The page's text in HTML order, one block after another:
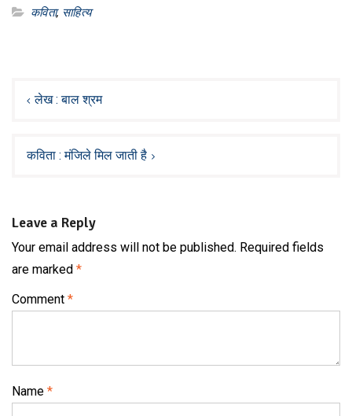
कविता, साहित्य
navigation
लेख : बाल श्रम
कविता : मंजिले मिल जाती है
Leave a Reply
Your email address will not be published. Required fields
are marked *
Comment *
Name *